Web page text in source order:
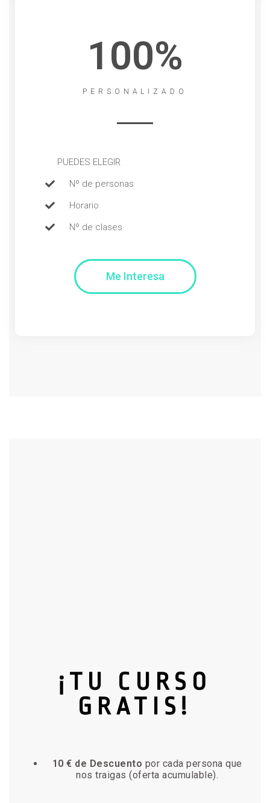
100%
PERSONALIZADO
PUEDES ELEGIR
Nº de personas
Horario
Nº de clases
Me Interesa
¡TU CURSO
GRATIS!
10 € de Descuento por cada persona que
nos traigas (oferta acumulable).